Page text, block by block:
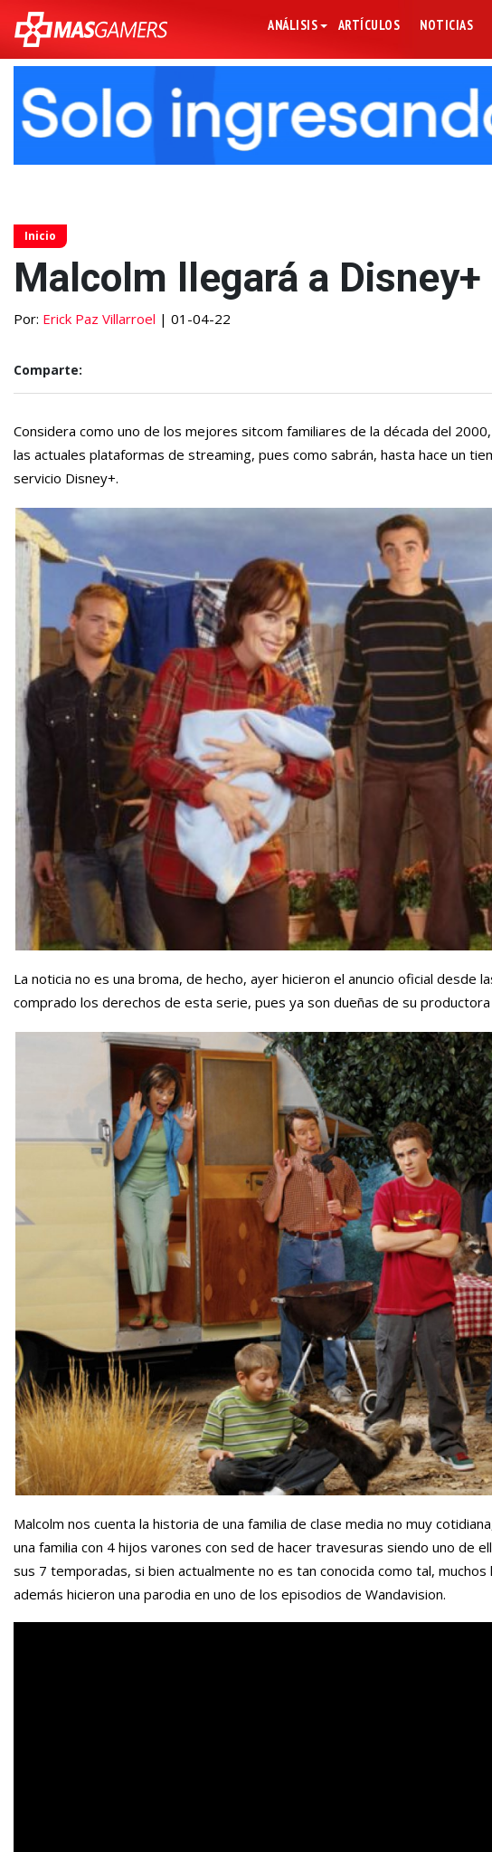
ANÁLISIS ARTÍCULOS NOTICIAS
Inicio
Malcolm llegará a Disney+
Por: Erick Paz Villarroel | 01-04-22
Comparte:
Considera como uno de los mejores sitcom familiares de la década del
las actuales plataformas de streaming, pues como sabrán, hasta hace un
servicio Disney+.
La noticia no es una broma, de hecho, ayer hicieron el anuncio oficial desde
comprado los derechos de esta serie, pues ya son dueñas de su
Malcolm nos cuenta la historia de una familia de clase media no muy
una familia con 4 hijos varones con sed de hacer travesuras siendo uno de
sus 7 temporadas, si bien actualmente no es tan conocida como tal,
además hicieron una parodia en uno de los episodios de Wandavision.